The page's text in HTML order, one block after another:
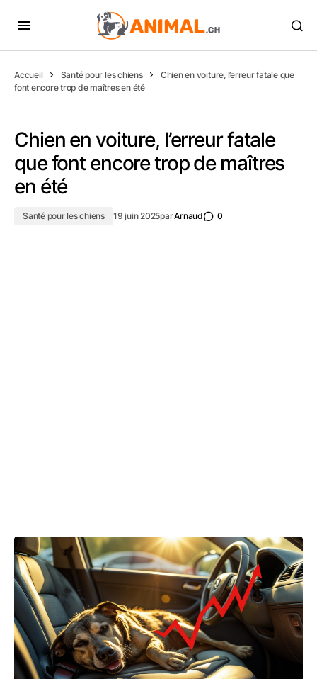
Accueil Santé pour les chiens
Chien en voiture, l’erreur fatale que
font encore trop de maîtres en été
Chien en voiture, l’erreur fatale
que font encore trop de maîtres
en été
Santé pour les chiens 19 juin 2025parArnaud 0